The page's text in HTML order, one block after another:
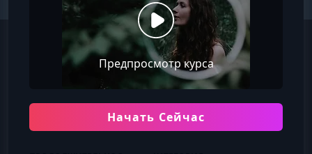
Предпросмотр курса
Начать Сейчас